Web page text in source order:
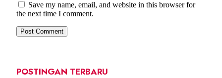
Save my name, email, and website in this browser for
the next time I comment.
POSTINGAN TERBARU